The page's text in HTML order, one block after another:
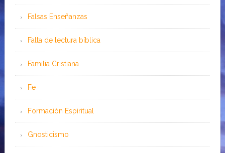
Falsas Enseñanzas
Falta de lectura bíblica
Familia Cristiana
Fe
Formación Espiritual
Gnosticismo